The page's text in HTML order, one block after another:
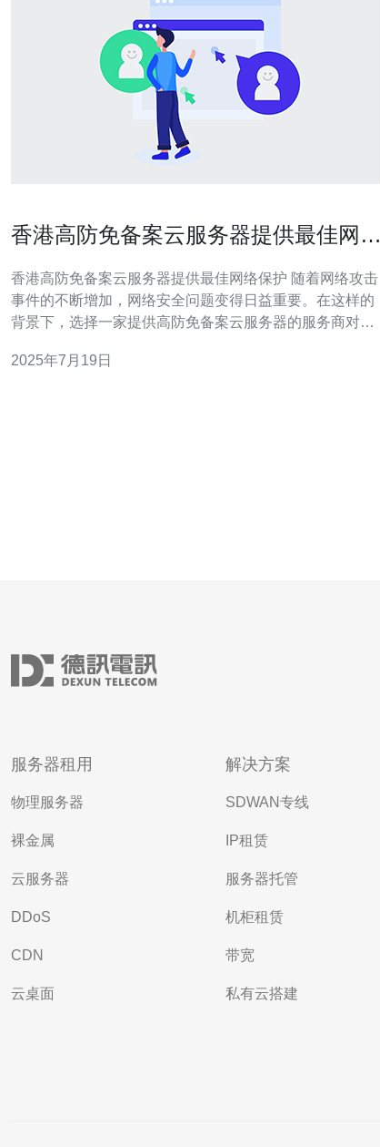
香港高防免备案云服务器提供最佳网络
香港高防免备案云服务器提供最佳网络保护 随着网络攻击
事件的不断增加，网络安全问题变得日益重要。在这样的
背景下，选择一家提供高防免备案云服务器的服务商对于
市，拥有发达的互联网基础设施和完善的法律法规，是许
2025年7月19日
服务器租用
物理服务器
裸金属
云服务器
DDoS
CDN
云桌面
解决方案
SDWAN专线
IP租赁
服务器托管
机柜租赁
带宽
私有云搭建